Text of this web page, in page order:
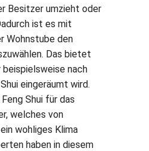
Besitzer umzieht oder
ist es mit
Wohnstube den
Das bietet
beispielsweise nach
eingeräumt wird.
Shui für das
welches von
wohliges Klima
haben in diesem